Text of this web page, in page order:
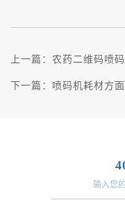
上一篇： 农药二维码喷
下一篇： 喷码机耗材方
输入您